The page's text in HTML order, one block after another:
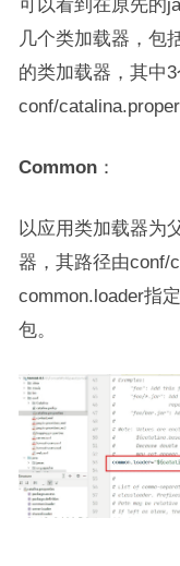
可以看到在原先的
几个类加载器，包
的类加载器，其中
conf/
Common：
以应用类加载器为
器，其路径由conf/
common.loader指
包。